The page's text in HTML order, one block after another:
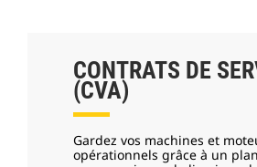
CONTRATS DE
(CVA)
Gardez vos machines et
opérationnels grâce à un